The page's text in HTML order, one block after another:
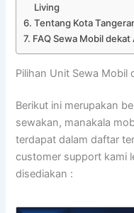
Living
Tentang Kota
FAQ Sewa Mobil
Pilihan Unit Sewa Mobil
Berikut ini merupakan
sewakan, manakala
terdapat dalam daftar
customer support kami
disediakan :